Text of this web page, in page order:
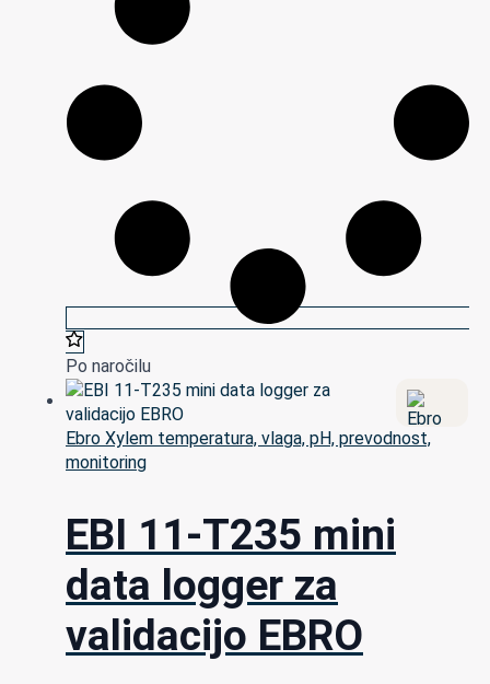
Po naročilu
Ebro Xylem temperatura, vlaga, pH, prevodnost,
monitoring
EBI 11-T235 mini
data logger za
validacijo EBRO